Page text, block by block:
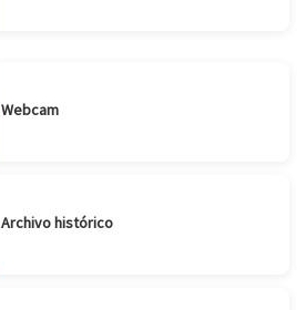
Webcam
Archivo histórico